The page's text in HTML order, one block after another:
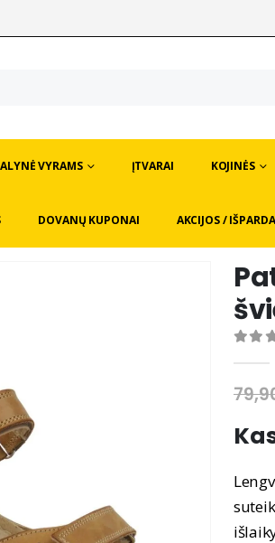
VYRAMS ĮTVARAI KOJINĖS
DOVANŲ KUPONAI AKCIJOS /